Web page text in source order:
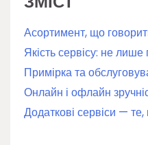
Асортимент, що
Якість сервісу: не
Примірка та
Онлайн і офлайн
Додаткові сервіси —